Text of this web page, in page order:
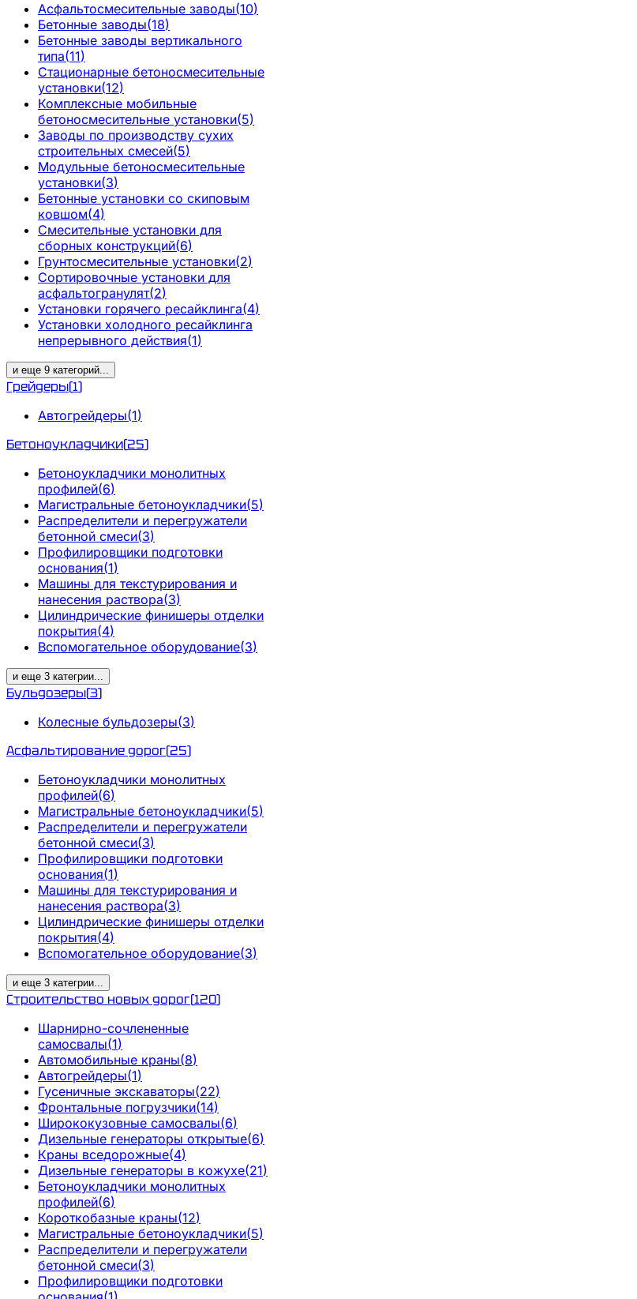
Асфальтосмесительные заводы(10)
Бетонные заводы(18)
Бетонные заводы вертикального
типа(11)
Стационарные бетоносмесительные
установки(12)
Комплексные мобильные
бетоносмесительные установки(5)
Заводы по производству сухих
строительных смесей(5)
Модульные бетоносмесительные
установки(3)
Бетонные установки со скиповым
ковшом(4)
Смесительные установки для
сборных конструкций(6)
Грунтосмесительные установки(2)
Сортировочные установки для
асфальтогранулят(2)
Установки горячего ресайклинга(4)
Установки холодного ресайклинга
непрерывного действия(1)
и еще 9 категорий...
Грейдеры(1)
Автогрейдеры(1)
Бетоноукладчики(25)
Бетоноукладчики монолитных
профилей(6)
Магистральные бетоноукладчики(5)
Распределители и перегружатели
бетонной смеси(3)
Профилировщики подготовки
основания(1)
Машины для текстурирования и
нанесения раствора(3)
Цилиндрические финишеры отделки
покрытия(4)
Вспомогательное оборудование(3)
и еще 3 категрии...
Бульдозеры(3)
Колесные бульдозеры(3)
Асфальтирование дорог(25)
Бетоноукладчики монолитных
профилей(6)
Магистральные бетоноукладчики(5)
Распределители и перегружатели
бетонной смеси(3)
Профилировщики подготовки
основания(1)
Машины для текстурирования и
нанесения раствора(3)
Цилиндрические финишеры отделки
покрытия(4)
Вспомогательное оборудование(3)
и еще 3 категрии...
Строительство новых дорог(120)
Шарнирно-сочлененные
самосвалы(1)
Автомобильные краны(8)
Автогрейдеры(1)
Гусеничные экскаваторы(22)
Фронтальные погрузчики(14)
Ширококузовные самосвалы(6)
Дизельные генераторы открытые(6)
Краны вседорожные(4)
Дизельные генераторы в кожухе(21)
Бетоноукладчики монолитных
профилей(6)
Короткобазные краны(12)
Магистральные бетоноукладчики(5)
Распределители и перегружатели
бетонной смеси(3)
Профилировщики подготовки